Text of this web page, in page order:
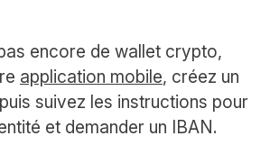
encore de wallet crypto,
application mobile, créez un
suivez les instructions pour
et demander un IBAN.